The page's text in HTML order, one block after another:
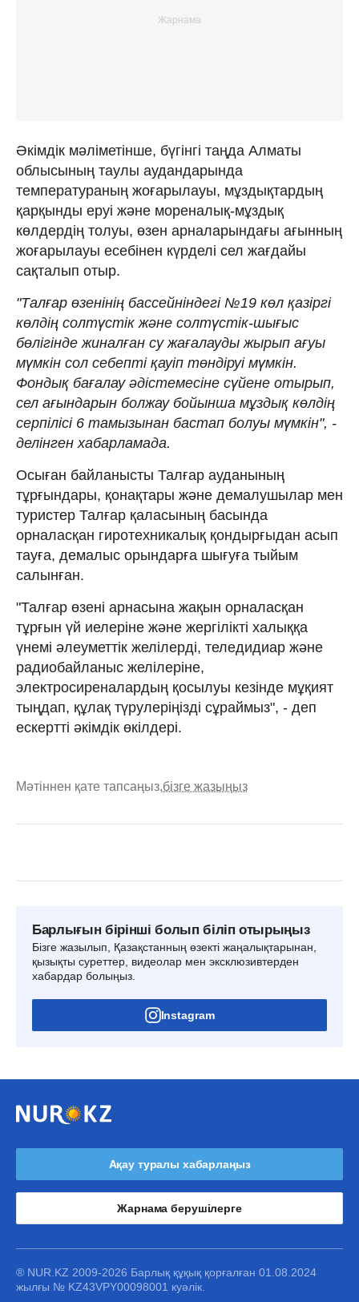
Әкімдік мәліметінше, бүгінгі таңда Алматы
облысының таулы аудандарында
температураның жоғарылауы, мұздықтардың
қарқынды еруі және мореналық-мұздық
көлдердің толуы, өзен арналарындағы ағынның
жоғарылауы есебінен күрделі сел жағдайы
сақталып отыр.
"Талғар өзенінің бассейніндегі №19 көл қазіргі
көлдің солтүстік және солтүстік-шығыс
бөлігінде жиналған су жағалауды жырып ағуы
мүмкін сол себепті қауіп төндіруі мүмкін.
Фондық бағалау әдістемесіне сүйене отырып,
сел ағындарын болжау бойынша мұздық көлдің
серпілісі 6 тамызынан бастап болуы мүмкін", -
делінген хабарламада.
Осыған байланысты Талғар ауданының
тұрғындары, қонақтары және демалушылар мен
туристер Талғар қаласының басында
орналасқан гиротехникалық қондырғыдан асып
тауға, демалыс орындарға шығуға тыйым
салынған.
"Талғар өзені арнасына жақын орналасқан
тұрғын үй иелеріне және жергілікті халыққа
үнемі әлеуметтік желілерді, теледидиар және
радиобайланыс желілеріне,
электросиреналардың қосылуы кезінде мұқият
тыңдап, құлақ түрулеріңізді сұраймыз", - деп
ескертті әкімдік өкілдері.
Мәтіннен қате тапсаңыз,бізге жазыңыз
Барлығын бірінші болып біліп отырыңыз
Бізге жазылып, Қазақстанның өзекті жаңалықтарынан,
қызықты суреттер, видеолар мен эксклюзивтерден
хабардар болыңыз.
Instagram
Ақау туралы хабарлаңыз
Жарнама берушілерге
® NUR.KZ 2009-2026 Барлық құқық қорғалған 01.08.2024
жылғы № KZ43VPY00098001 куәлік.